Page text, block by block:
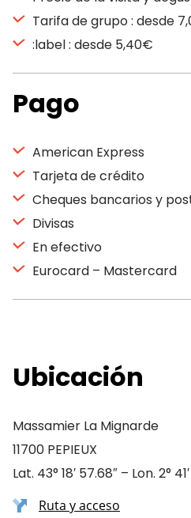
Tarifa de grupo : desde
:label : desde 5,40€
Pago
American Express
Tarjeta de crédito
Cheques bancarios y
Divisas
En efectivo
Eurocard – Mastercard
Ubicación
Massamier La Mignarde
11700 PEPIEUX
Lat. 43° 18′ 57.68″ – Lon. 2°
Ruta y acceso